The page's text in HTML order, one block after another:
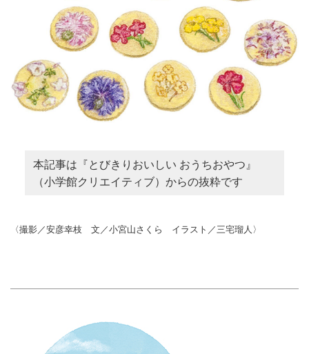
本記事は『とびきりおいしい おうちおやつ』
（小学館クリエイティブ）からの抜粋です
〈撮影／安彦幸枝 文／小宮山さくら イラスト／三宅瑠人〉